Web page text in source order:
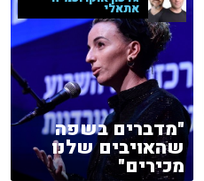
אתאלי
"מדברים בשפה
שהאויבים שלנו
מכירים"